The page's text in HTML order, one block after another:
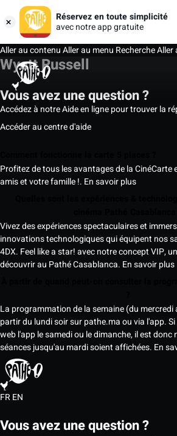
Réservez en toute simplicité
avec notre app gratuite
Aller au contenuAller au menu RechercheAller
Wyatt Russell
Vous avez une question ?
Accédez à notre Aide en ligne pour trouver la
Accéder au centre d'aide
Profitez de tous les avantages de la CinéCarte
amis et votre famille !. En savoir plus
Vivez des expériences spectaculaires et
innovations technologiques qui équipent nos
4DX. Feel like a star! avec notre concept VIP,
découvrir au Pathé Casablanca. En savoir plus
La programmation de la semaine (du
partir du lundi soir sur pathe.ma ou via l'app.
web l'app le samedi ou le dimanche, il est donc
séances jusqu'au mardi soient affichées. En
FREN
Vous avez une question ?